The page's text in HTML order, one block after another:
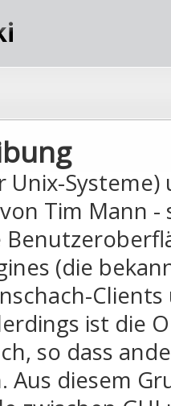
Unix-
Tim Mann
(die
ist die
so dass
Aus diesem